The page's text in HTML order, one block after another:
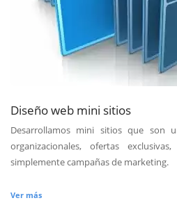
Diseño web mini sitios
Desarrollamos mini sitios que son
organizacionales, ofertas
simplemente campañas de marketing.
Ver más